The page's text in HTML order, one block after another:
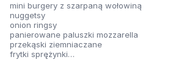
mini burgery z szarpaną wołowiną
nuggetsy
onion ringsy
panierowane paluszki mozzarella
przekąski ziemniaczane
frytki sprężynki